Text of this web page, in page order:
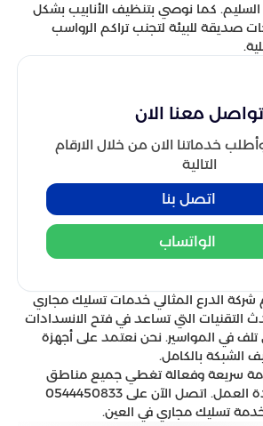
كما نوصي بتنظيف الأنابيب بشكل
صديقة للبيئة لتجنب تراكم الرواسب
تواصل معنا الان
خدماتنا الان من خلال الارقام
التالية
اتصل بنا
الواتساب
شركة الدرع المثالي خدمات تسليك مجاري
التقنيات التي تساعد في فتح الانسدادات
في المواسير. نحن نعتمد على أجهزة
الشبكة بالكامل.
سريعة وفعالة تغطي جميع مناطق
العين، مع ضمان جودة العمل. اتصل الآن على 0544450833
تسليك مجاري في العين.